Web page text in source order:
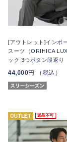
[アウトレット]インポ
スーツ（ORIHICA
ック 3つボタン段返り
44,000円 （税込）
返品不可